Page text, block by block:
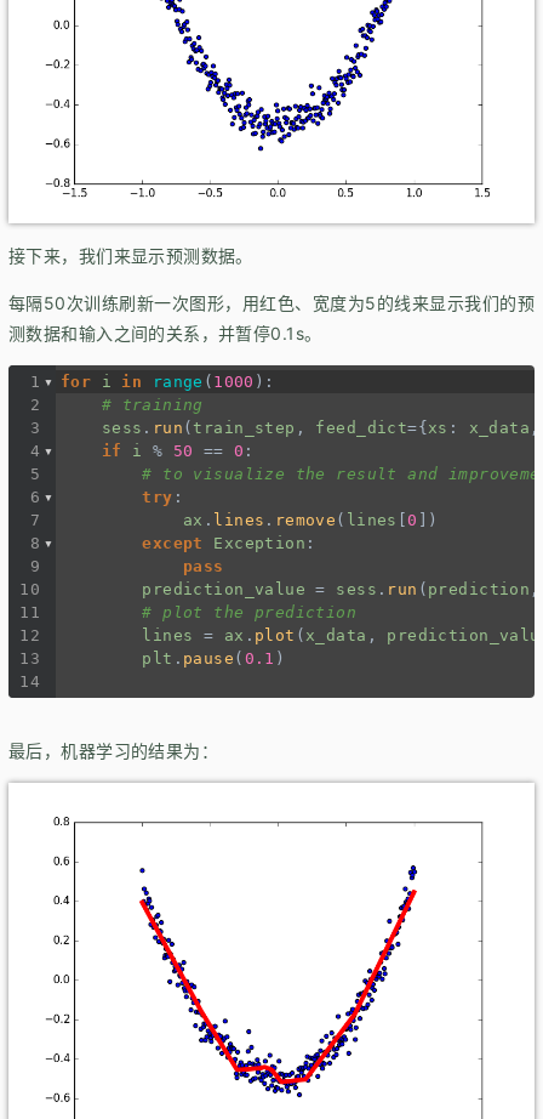
接下来，我们来显示预测数据。
每隔50次训练刷新一次图形，用红色、宽度为5的线来显示我们的预
测数据和输入之间的关系，并暂停0.1s。
1 for i in range ( 1000 ):
2
# training
3
sess . run ( train_step , feed_dict={ xs : x_data
4
if i % 50 == 0 :
5
# to visualize the result and
6
try :
7
ax . lines . remove ( lines [0
])
8
except Exception :
9
pass
10
prediction_value = sess . run ( prediction
11
# plot the prediction
12
lines = ax . plot ( x_data ,
13
plt . pause ( 0.1 )
14
最后，机器学习的结果为：